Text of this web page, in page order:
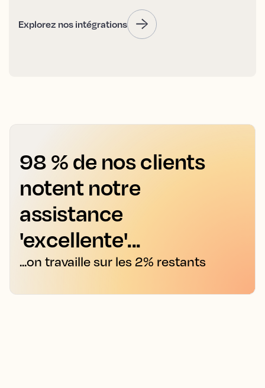
Explorez nos intégrations
98 % de nos clients
notent notre
assistance
'excellente'...
...on travaille sur les 2% restants